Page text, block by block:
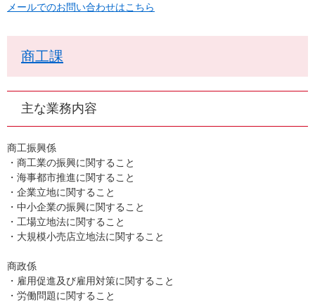
メールでのお問い合わせはこちら
商工課
主な業務内容
商工振興係
・商工業の振興に関すること
・海事都市推進に関すること
・企業立地に関すること
・中小企業の振興に関すること
・工場立地法に関すること
・大規模小売店立地法に関すること
商政係
・雇用促進及び雇用対策に関すること
・労働問題に関すること